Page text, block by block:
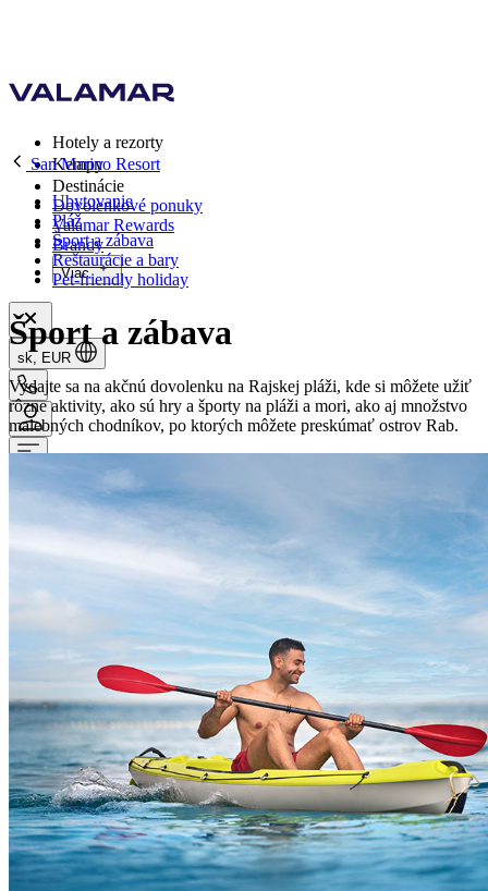
Hotely a rezorty
Kempy
Destinácie
Dovolenkové ponuky
Valamar Rewards
Brandy
Viac
sk, EUR
San Marino Resort
Ubytovanie
Pláž
Šport a zábava
Reštaurácie a bary
Pet-friendly holiday
Šport a zábava
Vydajte sa na akčnú dovolenku na Rajskej pláži, kde si môžete užiť
rôzne aktivity, ako sú hry a športy na pláži a mori, ako aj množstvo
malebných chodníkov, po ktorých môžete preskúmať ostrov Rab.